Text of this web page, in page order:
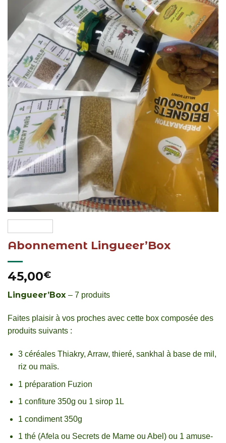
Abonnement Lingueer’Box
45,00€
Lingueer’Box – 7 produits
Faites plaisir à vos proches avec cette box composée des
produits suivants :
3 céréales Thiakry, Arraw, thieré, sankhal à base de mil,
riz ou maïs.
1 préparation Fuzion
1 confiture 350g ou 1 sirop 1L
1 condiment 350g
1 thé (Afela ou Secrets de Mame ou Abel) ou 1 amuse-